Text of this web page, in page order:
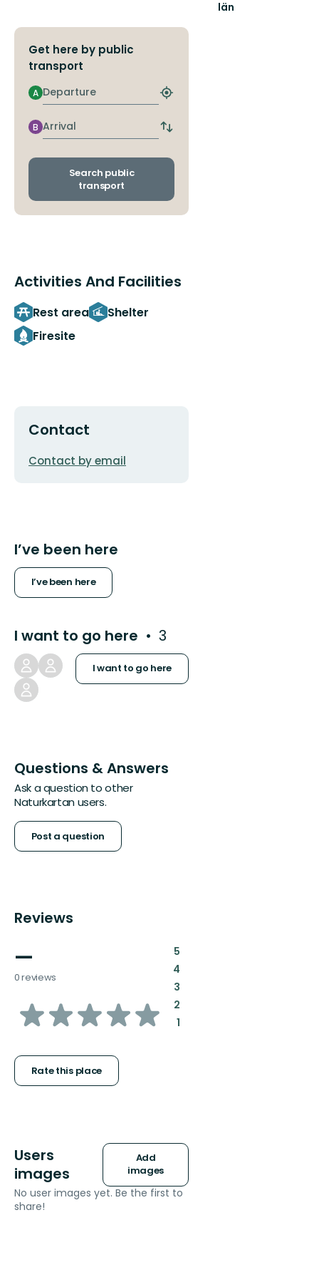
Get here by public
transport
Departure
A
Find
stop
Arrival
B
Switch
and
Search public
transport
Activities And Facilities
Rest area
Shelter
Firesite
Contact
Email
Contact by email
I’ve been here
I’ve been here
I want to go here 3
I want to go here
Questions & Answers
Ask a question to other
Naturkartan users.
Post a question
Reviews
—
0 reviews
of
stars
Rate this place
5:
4:
3:
2:
1:
Users
images
Add
images
No user images yet. Be the first to
share!
län